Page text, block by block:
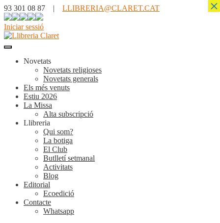
93 301 08 87 | LLIBRERIA@CLARET.CAT
Iniciar sessió
Novetats
Novetats religioses
Novetats generals
Els més venuts
Estiu 2026
La Missa
Alta subscripció
Llibreria
Qui som?
La botiga
El Club
Butlletí setmanal
Activitats
Blog
Editorial
Ecoedició
Contacte
Whatsapp
×